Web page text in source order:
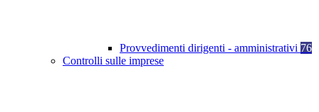
Provvedimenti dirigenti - amministrativi 76
Controlli sulle imprese